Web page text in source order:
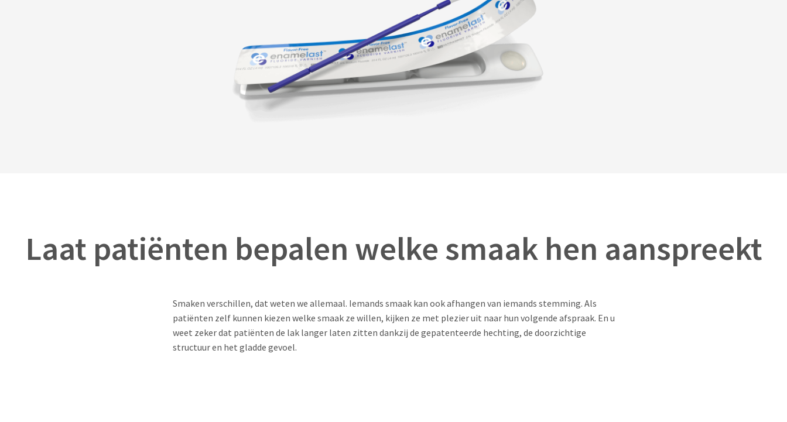
Laat patiënten bepalen welke smaak hen aanspreekt
Smaken verschillen, dat weten we allemaal. Iemands smaak kan ook afhangen van iemands stemming. Als
patiënten zelf kunnen kiezen welke smaak ze willen, kijken ze met plezier uit naar hun volgende afspraak. En u
weet zeker dat patiënten de lak langer laten zitten dankzij de gepatenteerde hechting, de doorzichtige
structuur en het gladde gevoel.